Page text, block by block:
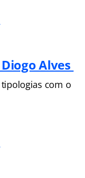
Alves
com o